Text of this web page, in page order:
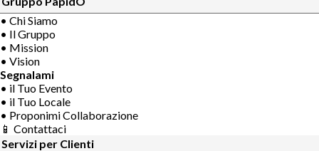
• Chi Siamo
• Il Gruppo
• Mission
• Vision
Segnalami
• il Tuo Evento
• il Tuo Locale
• Proponimi Collaborazione
📱 Contattaci
Servizi per Clienti